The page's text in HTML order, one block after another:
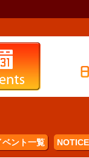
ベント一覧